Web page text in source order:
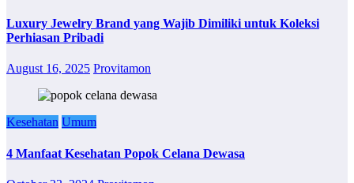
Luxury Jewelry Brand yang Wajib Dimiliki untuk Koleksi
Perhiasan Pribadi
August 16, 2025 Provitamon
Kesehatan Umum
4 Manfaat Kesehatan Popok Celana Dewasa